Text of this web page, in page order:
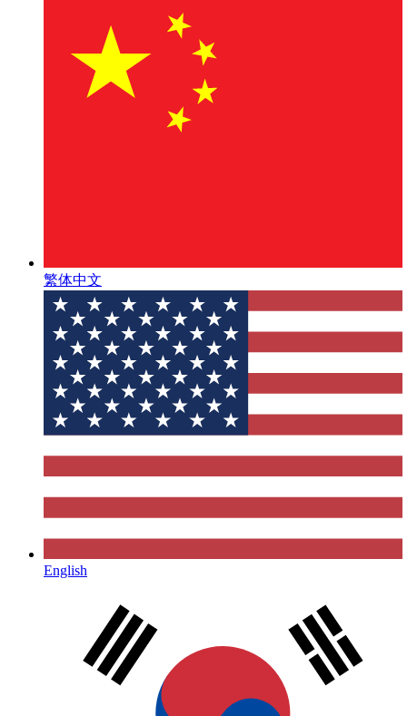
繁体中文
English